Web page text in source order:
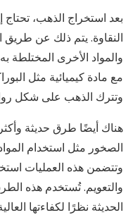
بعد استخراج الذهب،
النقاوة. يتم ذلك عن
والمواد الأخرى
مع مادة كيميائية مثل
وتترك الذهب على شكل
هناك أيضًا طرق حديثة
الصخور مثل استخدام المواد
وتتضمن هذه العمليات
والتعويم. تُستخدم هذه
الحديثة نظرًا لكفاءتها